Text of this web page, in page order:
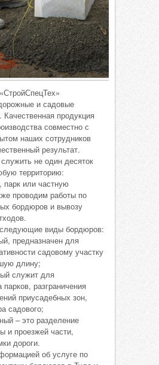
и садовые
продукция
совместно с
наших сотрудников
результат.
не один десяток
территорию:
парк или частную
проводим работы по
бордюров и вывозу
виды бордюров:
предназначен для
садовому участку
длину;
служит для
парков, разграничения
приусадебных зон,
садового;
– это разделение
и проезжей части,
дороги.
об услуге по